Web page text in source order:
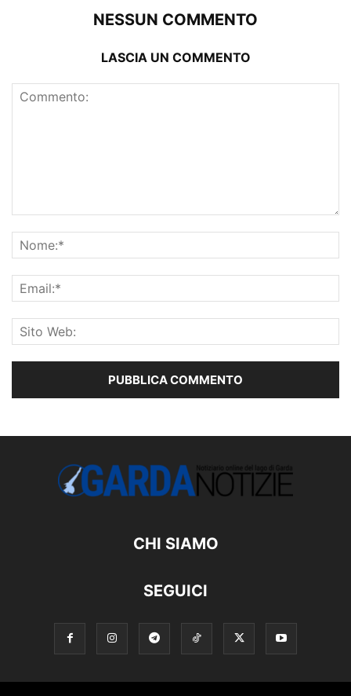
NESSUN COMMENTO
LASCIA UN COMMENTO
CHI SIAMO
SEGUICI